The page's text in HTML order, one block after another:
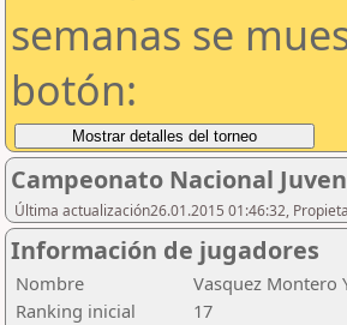
semanas se
botón:
Campeonato Nacional
Última actualización26.01.2015 01:46:32,
Información de jugadores
Nombre
Vasquez Montero
Ranking inicial
17